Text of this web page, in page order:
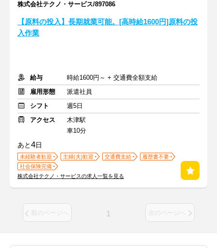
株式会社テクノ・サービス/897086
【原料の投入】長期就業可能。[高時給1600円]原料の投
入作業
給与
時給1600円～ + 交通費全額支給
雇用形態
派遣社員
シフト
週5日
アクセス
木津駅
車10分
あと4日
未経験者歓迎 主婦(夫)歓迎 交通費支給
履歴書不要
社会保険完備
株式会社テクノ・サービスの求人一覧を見る
前のページへ 1 次のページへ